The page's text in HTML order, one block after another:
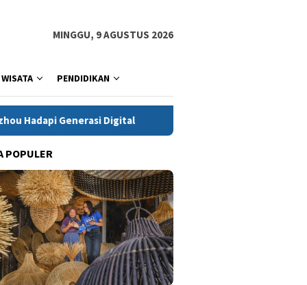
MINGGU, 9 AGUSTUS 2026
WISATA PENDIDIKAN
Digital Dianugerahi Anggota Kehormatan Tapak
POPULER